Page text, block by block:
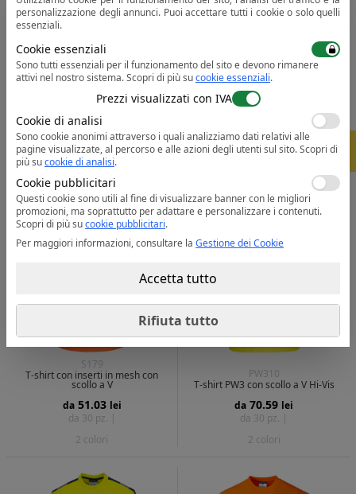
DX434
manica corta
da 72.04 lei
da 30 pz. |
RT23
T-shirt GO/RT ad alta visibilità
da 37.66 lei
da 30 pz. |
S179
T-shirt con inserti in mesh con
scollo a V
da 51.03 lei
da 30 pz. |
2 colori
PW310
T-shirt PW3 con scollo a V Hi-Vis
da 70.59 lei
da 30 pz. |
2 colori
5%
personalizzazione degli annunci. Puoi accettare tutti i cookie o solo quelli
essenziali.
Cookie essenziali
Sono tutti essenziali per il funzionamento del sito e devono rimanere
attivi nel nostro sistema.Scopri di più sucookie essenziali.
Prezzi visualizzati con IVA
Cookie di analisi
Sono cookie anonimi attraverso i quali analizziamo dati relativi alle
pagine visualizzate, al percorso e alle azioni degli utenti sul sito.Scopri di
più sucookie di analisi.
Cookie pubblicitari
Questi cookie sono utili al fine di visualizzare banner con le migliori
promozioni, ma soprattutto per adattare e personalizzare i contenuti.
Scopri di più sucookie pubblicitari.
Per maggiori informazioni, consultare la Gestione dei Cookie
Rifiuta tutto
Accetta tutto